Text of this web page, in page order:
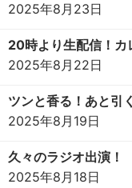
2025年8月23日
20時より生配信！カ
2025年8月22日
ツンと香る！あと引
2025年8月19日
久々のラジオ出演！
2025年8月18日